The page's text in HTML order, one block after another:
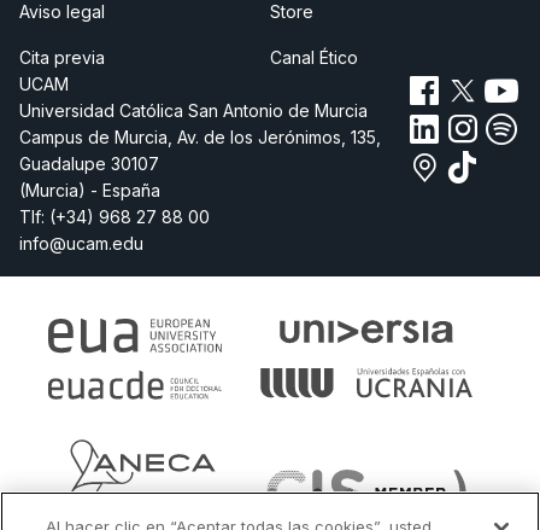
Aviso legal
Cita previa
Store
Canal Ético
UCAM
Universidad Católica San Antonio de Murcia
Campus de Murcia, Av. de los Jerónimos, 135,
Guadalupe 30107
(Murcia) - España
Tlf: (+34) 968 27 88 00
info@ucam.edu